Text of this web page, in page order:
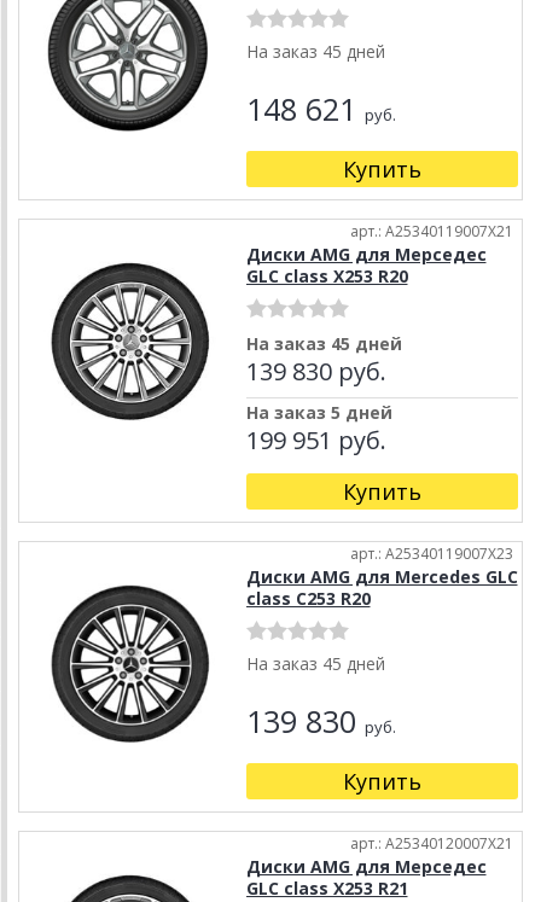
На заказ 45 дней
148 621 руб.
Купить
арт.: A25340119007X21
Диски AMG для Мерседес
GLC class X253 R20
На заказ 45 дней
139 830 руб.
На заказ 5 дней
199 951 руб.
Купить
арт.: A25340119007X23
Диски AMG для Mercedes GLC
class C253 R20
На заказ 45 дней
139 830 руб.
Купить
арт.: A25340120007X21
Диски AMG для Мерседес
GLC class X253 R21